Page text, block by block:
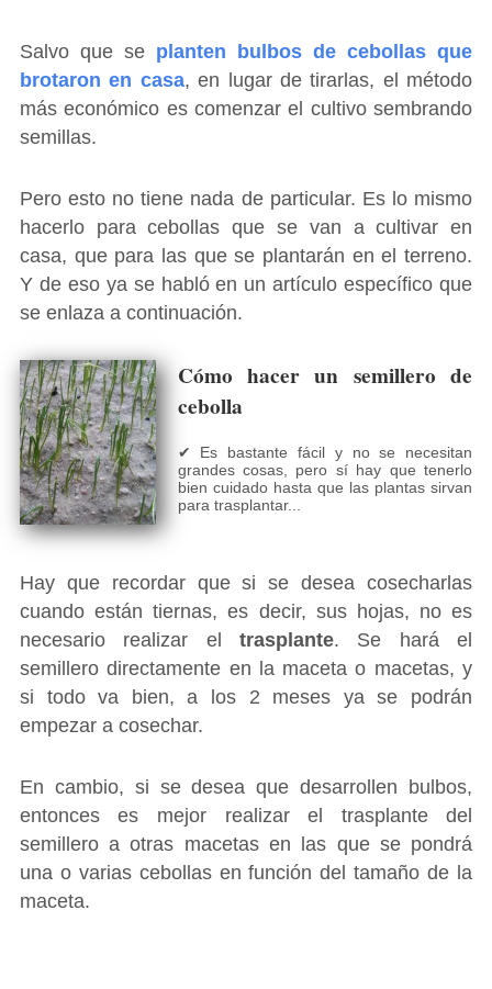
Salvo que se planten bulbos de cebollas que
brotaron en casa, en lugar de tirarlas, el método
más económico es comenzar el cultivo sembrando
semillas.
Pero esto no tiene nada de particular. Es lo mismo
hacerlo para cebollas que se van a cultivar en
casa, que para las que se plantarán en el terreno.
Y de eso ya se habló en un artículo específico que
se enlaza a continuación.
Cómo hacer un semillero de
cebolla
✔ Es bastante fácil y no se necesitan
grandes cosas, pero sí hay que tenerlo
bien cuidado hasta que las plantas sirvan
para trasplantar...
Hay que recordar que si se desea cosecharlas
cuando están tiernas, es decir, sus hojas, no es
necesario realizar el trasplante. Se hará el
semillero directamente en la maceta o macetas, y
si todo va bien, a los 2 meses ya se podrán
empezar a cosechar.
En cambio, si se desea que desarrollen bulbos,
entonces es mejor realizar el trasplante del
semillero a otras macetas en las que se pondrá
una o varias cebollas en función del tamaño de la
maceta.